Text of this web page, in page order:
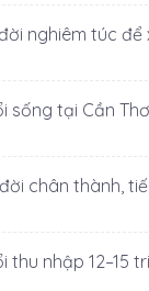
nghiêm túc
sống tại Cần
chân thành,
thu nhập